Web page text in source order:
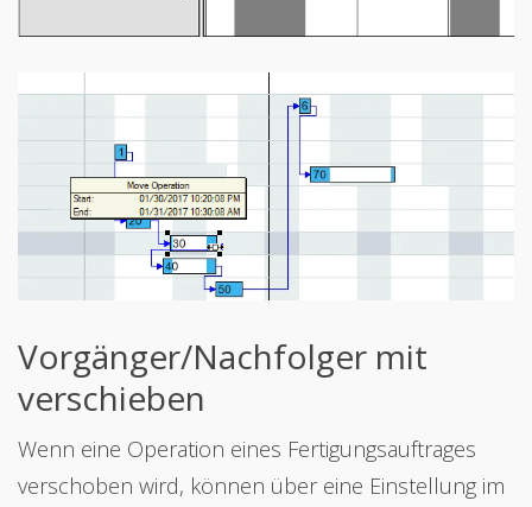
Vorgänger/Nachfolger mit
verschieben
Wenn eine Operation eines Fertigungsauftrages
verschoben wird, können über eine Einstellung im